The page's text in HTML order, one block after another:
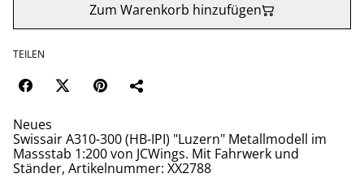
Zum Warenkorb hinzufügen
TEILEN
Neues
Swissair A310-300 (HB-IPI) "Luzern" Metallmodell im
Massstab 1:200 von JCWings. Mit Fahrwerk und
Ständer, Artikelnummer: XX2788